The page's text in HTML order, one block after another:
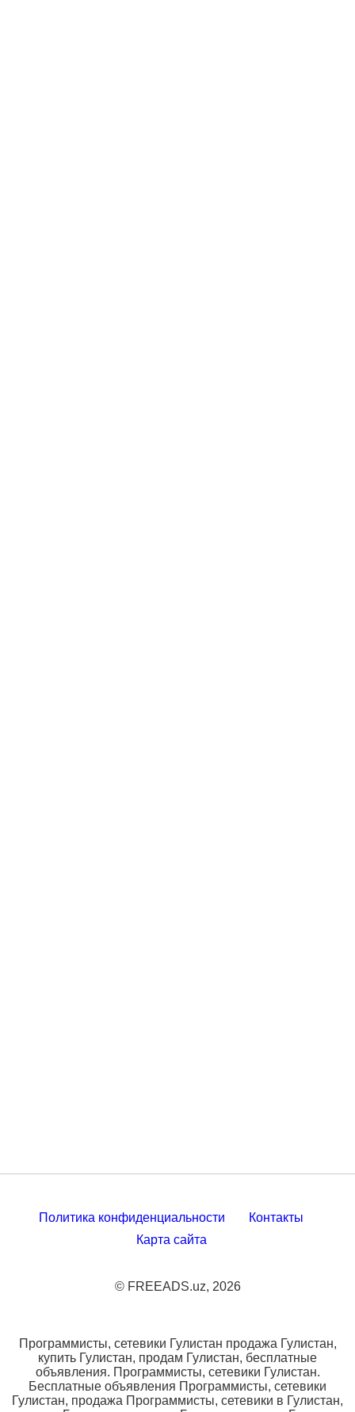
Политика конфиденциальности
Контакты
Карта сайта
© FREEADS.uz, 2026
Программисты, сетевики Гулистан продажа Гулистан,
купить Гулистан, продам Гулистан, бесплатные
объявления. Программисты, сетевики Гулистан.
Бесплатные объявления Программисты, сетевики
Гулистан, продажа Программисты, сетевики в Гулистан,